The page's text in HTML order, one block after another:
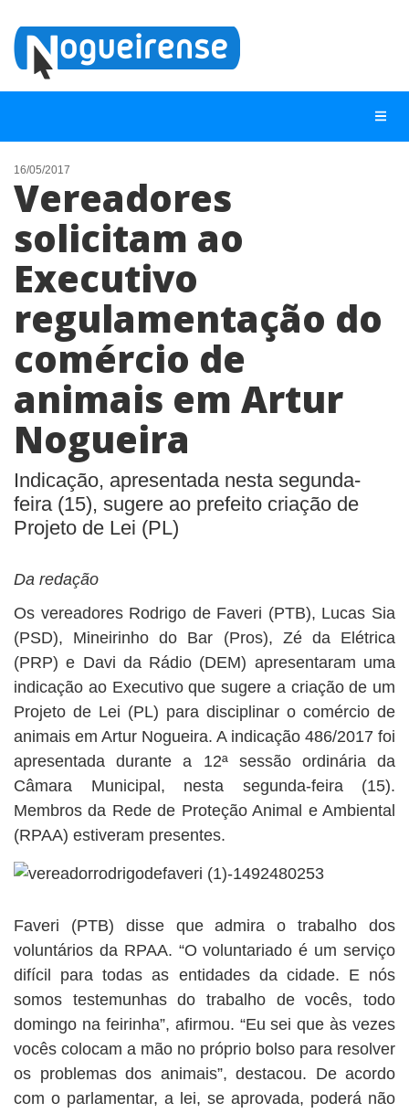
NOTÍCIAS
LISTA DIGITAL
TELEFONES ÚTEIS
CONTATO
ANUNCIE
BUSCAR
16/05/2017
Vereadores
solicitam ao
Executivo
regulamentação do
comércio de
animais em Artur
Nogueira
Indicação, apresentada nesta segunda-
feira (15), sugere ao prefeito criação de
Projeto de Lei (PL)
Da redação
Os vereadores Rodrigo de Faveri (PTB), Lucas Sia
(PSD), Mineirinho do Bar (Pros), Zé da Elétrica
(PRP) e Davi da Rádio (DEM) apresentaram uma
indicação ao Executivo que sugere a criação de um
Projeto de Lei (PL) para disciplinar o comércio de
animais em Artur Nogueira. A indicação 486/2017 foi
apresentada durante a 12ª sessão ordinária da
Câmara Municipal, nesta segunda-feira (15).
Membros da Rede de Proteção Animal e Ambiental
(RPAA) estiveram presentes.
Faveri (PTB) disse que admira o trabalho dos
voluntários da RPAA. “O voluntariado é um serviço
difícil para todas as entidades da cidade. E nós
somos testemunhas do trabalho de vocês, todo
domingo na feirinha”, afirmou. “Eu sei que às vezes
vocês colocam a mão no próprio bolso para resolver
os problemas dos animais”, destacou. De acordo
com o parlamentar, a lei, se aprovada, poderá não